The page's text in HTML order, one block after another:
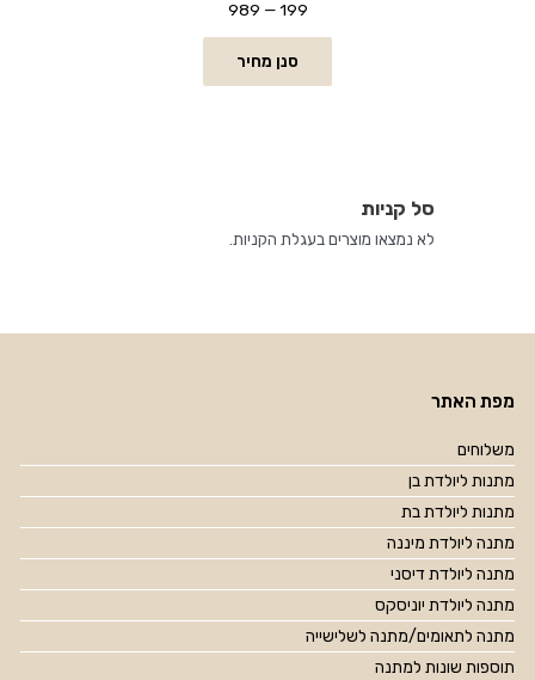
199
—
989
סנן מחיר
סל קניות
לא נמצאו מוצרים בעגלת הקניות.
מפת האתר
משלוחים
מתנות ליולדת בן
מתנות ליולדת בת
מתנה ליולדת מיננה
מתנה ליולדת דיסני
מתנה ליולדת יוניסקס
מתנה לתאומים/מתנה לשלישייה
תוספות שונות למתנה